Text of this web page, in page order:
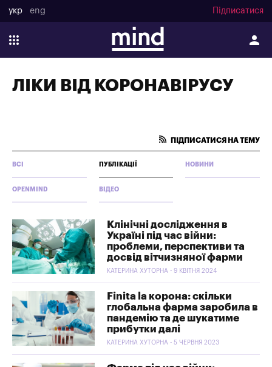
укр eng Підписатися
ЛІКИ ВІД КОРОНАВІРУСУ
ПІДПИСАТИСЯ НА ТЕМУ
ВСІ ПУБЛІКАЦІЇ НОВИНИ
OPENMIND ВІДЕО
Клінічні дослідження в
Україні під час війни:
проблеми, перспективи та
досвід вітчизняної фарми
КАТЕРИНА ХУТОРНА - 9 КВІТНЯ 2024
Finita la корона: скільки
глобальна фарма заробила в
пандемію та де шукатиме
прибутки далі
КАТЕРИНА ХУТОРНА - 5 ЧЕРВНЯ 2023